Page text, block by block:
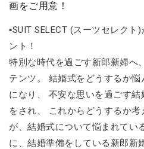
画をご用意！
▪SUIT SELECT (スーツセレク
ント！
特別な時代を過ごす新郎新婦へ
テンツ。 結婚式をどうするか
になり、 不安な思いを過ごす
をされ、 これからどうするか
が、結婚式について悩まれてい
に、結婚準備をしている新郎新